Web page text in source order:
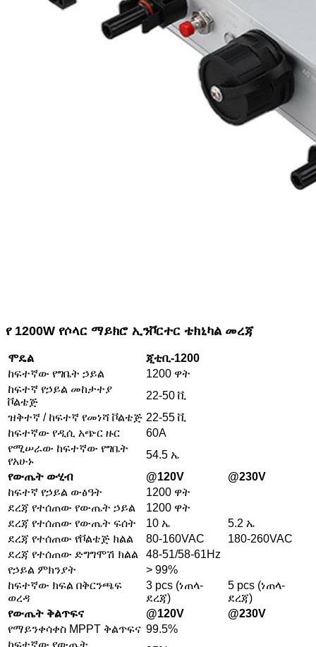
የ 1200W የሶላር ማይክሮ ኢንቮርተር ቴክኒካል መረጃ
ሞዴል
ጂቲቢ-1200
ከፍተኛው የግቤት ኃይል
1200 ዋት
ከፍተኛ የኃይል መከታተያ
ቮልቴጅ
22-50 ቪ
ዝቅተኛ / ከፍተኛ የመነሻ ቮልቴጅ 22-55 ቪ
ከፍተኛው የዲሲ አጭር ዙር
60A
የሚሠራው ከፍተኛው የግቤት
የአሁኑ
54.5 ኤ
የውጤት ውሂብ
@120V
@230V
ከፍተኛ የኃይል ውፅዓት
1200 ዋት
ደረጃ የተሰጠው የውጤት ኃይል
1200 ዋት
ደረጃ የተሰጠው የውጤት ፍሰት
10 ኤ
5.2 ኤ
ደረጃ የተሰጠው የቮልቴጅ ክልል
80-160VAC
180-260VAC
ደረጃ የተሰጠው ድግግሞሽ ክልል
48-51/58-61Hz
የኃይል ምክንያት
> 99%
ከፍተኛው ክፍል በቅርንጫፍ
ወረዳ
3 pcs (ነጠላ-
ደረጃ)
5 pcs (ነጠላ-
ደረጃ)
የውጤት ቅልጥፍና
@120V
@230V
የማይንቀሳቀስ MPPT ቅልጥፍና 99.5%
ከፍተኛው የውጤት